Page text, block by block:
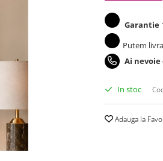
Garantie
Putem
Ai
In stoc
Adauga la